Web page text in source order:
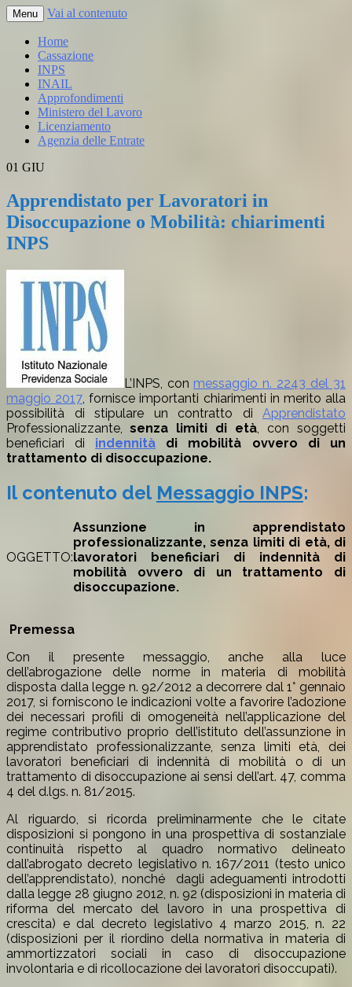
Menu Vai al contenuto
Home
Cassazione
INPS
INAIL
Approfondimenti
Ministero del Lavoro
Licenziamento
Agenzia delle Entrate
01 GIU
Apprendistato per Lavoratori in
Disoccupazione o Mobilità: chiarimenti
INPS
L’INPS, con messaggio n. 2243 del 31
maggio 2017, fornisce importanti chiarimenti in merito alla
possibilità di stipulare un contratto di Apprendistato
Professionalizzante, senza limiti di età, con soggetti
beneficiari di indennità di mobilità ovvero di un
trattamento di disoccupazione.
Il contenuto del Messaggio INPS:
OGGETTO:
Assunzione in apprendistato
professionalizzante, senza limiti di età, di
lavoratori beneficiari di indennità di
mobilità ovvero di un trattamento di
disoccupazione.
Premessa
Con il presente messaggio, anche alla luce
dell’abrogazione delle norme in materia di mobilità
disposta dalla legge n. 92/2012 a decorrere dal 1° gennaio
2017, si forniscono le indicazioni volte a favorire l’adozione
dei necessari profili di omogeneità nell’applicazione del
regime contributivo proprio dell’istituto dell’assunzione in
apprendistato professionalizzante, senza limiti età, dei
lavoratori beneficiari di indennità di mobilità o di un
trattamento di disoccupazione ai sensi dell’art. 47, comma
4 del d.lgs. n. 81/2015.
Al riguardo, si ricorda preliminarmente che le citate
disposizioni si pongono in una prospettiva di sostanziale
continuità rispetto al quadro normativo delineato
dall’abrogato decreto legislativo n. 167/2011 (testo unico
dell’apprendistato), nonché dagli adeguamenti introdotti
dalla legge 28 giugno 2012, n. 92 (disposizioni in materia di
riforma del mercato del lavoro in una prospettiva di
crescita) e dal decreto legislativo 4 marzo 2015, n. 22
(disposizioni per il riordino della normativa in materia di
ammortizzatori sociali in caso di disoccupazione
involontaria e di ricollocazione dei lavoratori disoccupati).